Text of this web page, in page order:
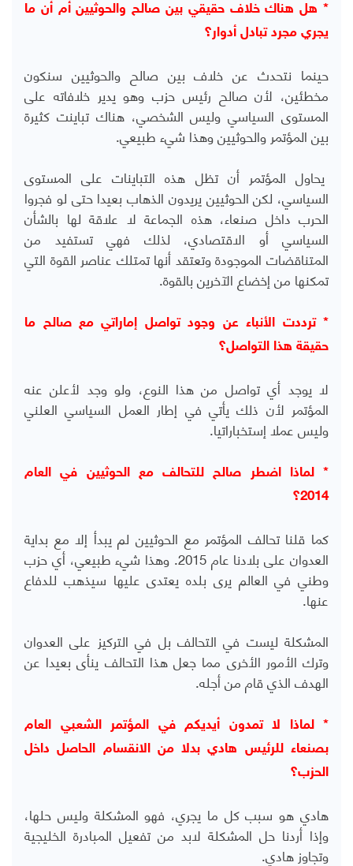
* هل هناك خلاف حقيقي بين صالح والحوثيين أم أن ما
يجري مجرد تبادل أدوار؟
حينما نتحدث عن خلاف بين صالح والحوثيين سنكون
مخطئين، لأن صالح رئيس حزب وهو يدير خلافاته على
المستوى السياسي وليس الشخصي، هناك تباينت كثيرة
بين المؤتمر والحوثيين وهذا شيء طبيعي.
يحاول المؤتمر أن تظل هذه التباينات على المستوى
السياسي، لكن الحوثيين يريدون الذهاب بعيدا حتى لو فجروا
الحرب داخل صنعاء، هذه الجماعة لا علاقة لها بالشأن
السياسي أو الاقتصادي، لذلك فهي تستفيد من
المتناقضات الموجودة وتعتقد أنها تمتلك عناصر القوة التي
تمكنها من إخضاع الآخرين بالقوة.
* ترددت الأنباء عن وجود تواصل إماراتي مع صالح ما
حقيقة هذا التواصل؟
لا يوجد أي تواصل من هذا النوع، ولو وجد لأعلن عنه
المؤتمر لأن ذلك يأتي في إطار العمل السياسي العلني
وليس عملا إستخباراتيا.
* لماذا اضطر صالح للتحالف مع الحوثيين في العام
2014؟
كما قلنا تحالف المؤتمر مع الحوثيين لم يبدأ إلا مع بداية
العدوان على بلادنا عام 2015. وهذا شيء طبيعي، أي حزب
وطني في العالم يرى بلده يعتدى عليها سيذهب للدفاع
عنها.
المشكلة ليست في التحالف بل في التركيز على العدوان
وترك الأمور الأخرى مما جعل هذا التحالف ينأى بعيدا عن
الهدف الذي قام من أجله.
* لماذا لا تمدون أيديكم في المؤتمر الشعبي العام
بصنعاء للرئيس هادي بدلا من الانقسام الحاصل داخل
الحزب؟
هادي هو سبب كل ما يجري، فهو المشكلة وليس حلها،
وإذا أردنا حل المشكلة لابد من تفعيل المبادرة الخليجية
وتجاوز هادي.